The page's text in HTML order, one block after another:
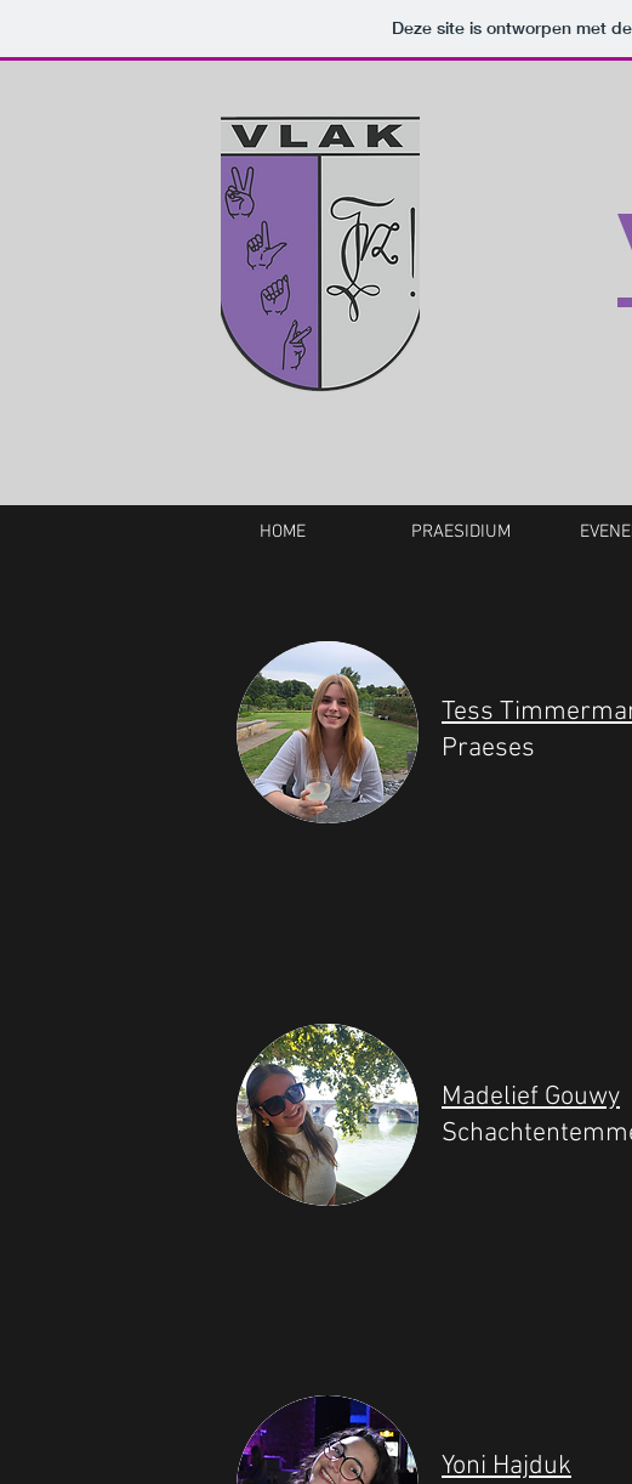
Deze site is ontworpen met de
HOME PRAESIDIUM
Tess
Praeses
Madelief Gouwy
Yoni Hajduk